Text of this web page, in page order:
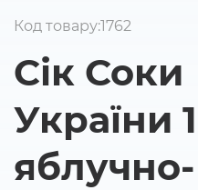
Код товару:1762
Сік Соки
України
яблучно-